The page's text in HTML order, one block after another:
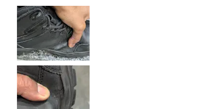
Desgastam-se facilmente
Pouco almofadados